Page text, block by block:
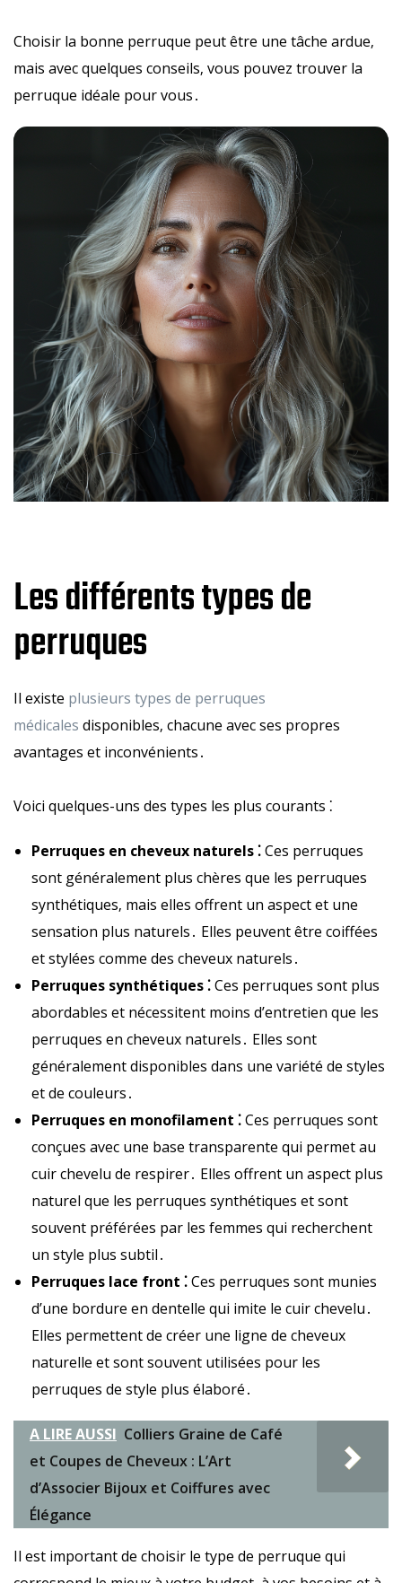
Choisir la bonne perruque peut être une tâche ardue‚
mais avec quelques conseils‚ vous pouvez trouver la
perruque idéale pour vous․
Les différents types de
perruques
Il existe plusieurs types de perruques
médicales disponibles‚ chacune avec ses propres
avantages et inconvénients․
Voici quelques-uns des types les plus courants ⁚
Perruques en cheveux naturels ⁚Ces perruques
sont généralement plus chères que les perruques
synthétiques‚ mais elles offrent un aspect et une
sensation plus naturels․ Elles peuvent être coiffées
et stylées comme des cheveux naturels․
Perruques synthétiques ⁚Ces perruques sont plus
abordables et nécessitent moins d’entretien que les
perruques en cheveux naturels․ Elles sont
généralement disponibles dans une variété de styles
et de couleurs․
Perruques en monofilament ⁚Ces perruques sont
conçues avec une base transparente qui permet au
cuir chevelu de respirer․ Elles offrent un aspect plus
naturel que les perruques synthétiques et sont
souvent préférées par les femmes qui recherchent
un style plus subtil․
Perruques lace front ⁚Ces perruques sont munies
d’une bordure en dentelle qui imite le cuir chevelu․
Elles permettent de créer une ligne de cheveux
naturelle et sont souvent utilisées pour les
perruques de style plus élaboré․
A LIRE AUSSI Colliers Graine de Café
et Coupes de Cheveux : L’Art
d’Associer Bijoux et Coiffures avec
Élégance
Il est important de choisir le type de perruque qui